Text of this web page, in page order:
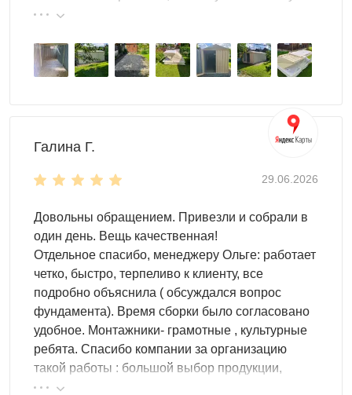
Благодаряторцевой двериоткрывается удобный
доступ к внутреннему пространству.
высота у основания крыши - 2,06 м
Цвет можно выбрать любой из стандартных RAL. Но
также доступны другие, нестандартные, цвета RAL по
индивидуальному запросу.
эту фирму.
Галина Г.
29.06.2026
Довольны обращением. Привезли и собрали в
один день. Вещь качественная!
Отдельное спасибо, менеджеру Ольге: работает
четко, быстро, терпеливо к клиенту, все
подробно объяснила ( обсуждался вопрос
фундамента). Время сборки было согласовано
удобное. Монтажники- грамотные , культурные
ребята. Спасибо компании за организацию
такой работы : большой выбор продукции,
реальные цены.